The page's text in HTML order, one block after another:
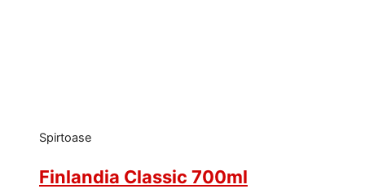
Spirtoase
Finlandia Classic 700ml